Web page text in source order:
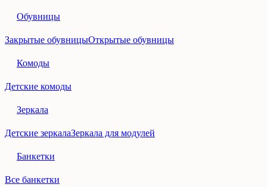
Обувницы
Закрытые обувницыОткрытые обувницы
Комоды
Детские комоды
Зеркала
Детские зеркалаЗеркала для модулей
Банкетки
Все банкетки